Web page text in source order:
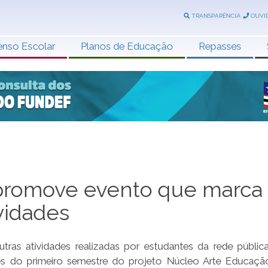
TRANSPARÊNCIA
Escolar Planos de Educação Repasses
evento que marca
atividades realizadas por estudantes da rede
do primeiro semestre do projeto Núcleo Arte